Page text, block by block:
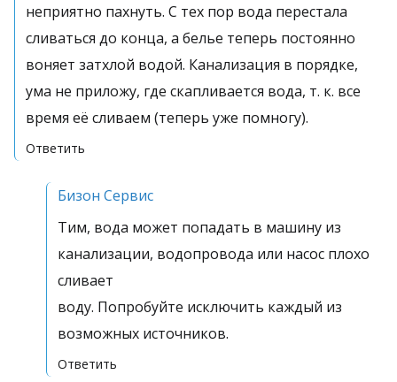
неприятно пахнуть. С тех пор вода перестала
сливаться до конца, а белье теперь постоянно
воняет затхлой водой. Канализация в порядке,
ума не приложу, где скапливается вода, т. к. все
время её сливаем (теперь уже помногу).
Ответить
Бизон Сервис
Тим, вода может попадать в машину из
канализации, водопровода или насос плохо
сливает
воду. Попробуйте исключить каждый из
возможных источников.
Ответить